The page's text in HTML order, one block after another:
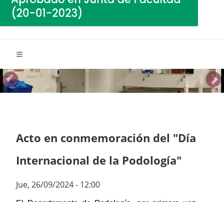
Acto en conmemoración del "Día
Internacional de la Podología"
Jue, 26/09/2024 - 12:00